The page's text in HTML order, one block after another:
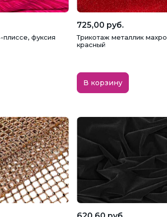
плиссе, фуксия
725,00 руб.
Трикотаж металлик
красный
В корзину